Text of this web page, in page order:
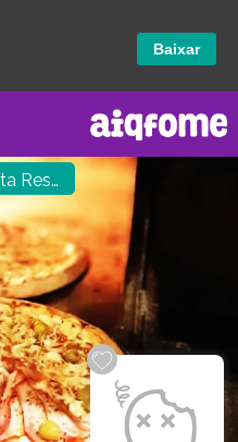
/ La Favoritta Restaurante e Pizzaria
Baixar